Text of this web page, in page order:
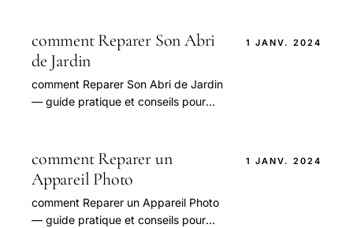
comment Reparer Son Abri
de Jardin
comment Reparer Son Abri de Jardin
— guide pratique et conseils pour
1 JANV. 2024
comment Reparer un
Appareil Photo
comment Reparer un Appareil Photo
— guide pratique et conseils pour
1 JANV. 2024